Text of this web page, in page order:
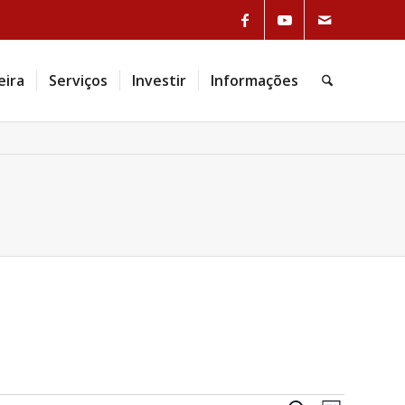
Link to Facebook
Link to Youtube
Serviços Investir Informações Pesquisa